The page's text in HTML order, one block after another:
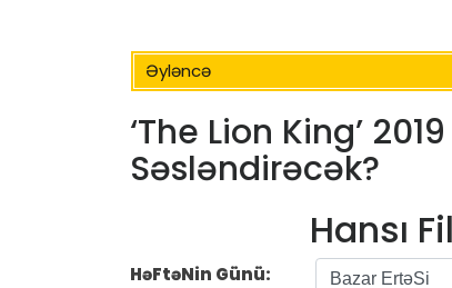
Əyləncə
‘The Lion King’
Səsləndirəcək?
Hansı
HəFtəNin Günü: